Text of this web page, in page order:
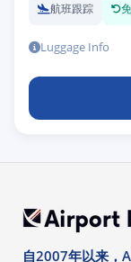
航班跟踪
Luggage Info
自2007年以来，